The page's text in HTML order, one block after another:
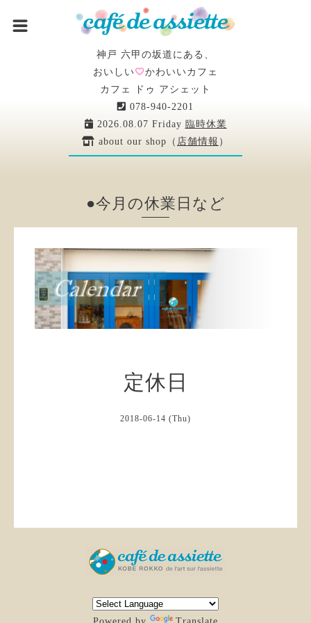
神戸 六甲の坂道にある、
おいしい
かわいいカフェ
カフェ ドゥ アシェット
078-940-2201
2026.08.07 Friday 臨時休業
about our shop（ 店舗情報 ）
●今月の休業日など
定休日
2018-06-14 (Thu)